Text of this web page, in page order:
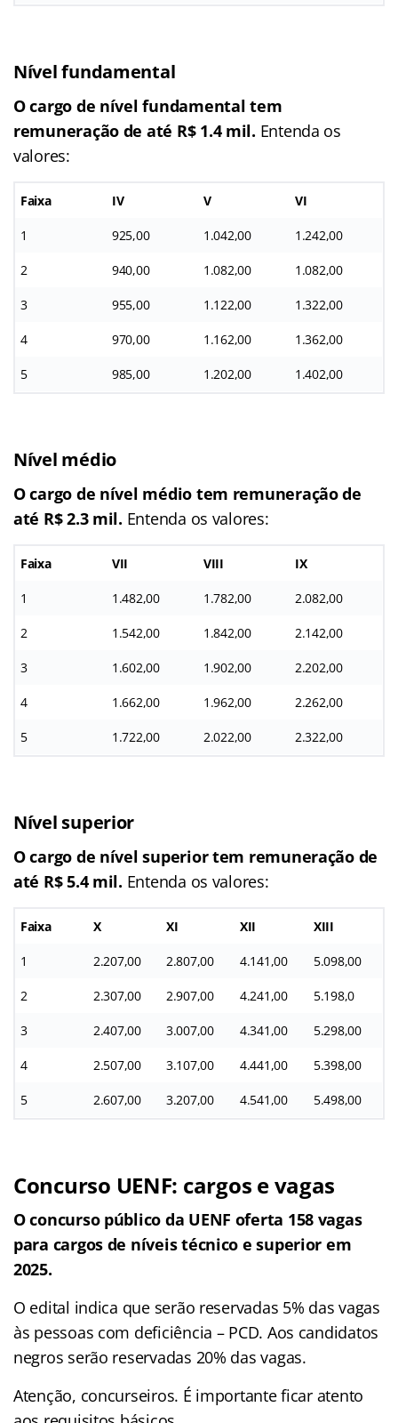
Nível fundamental
O cargo de nível fundamental tem
remuneração de até R$ 1.4 mil. Entenda os
valores:
Faixa IV V VI
1 925,00 1.042,00 1.242,00
2 940,00 1.082,00 1.082,00
3 955,00 1.122,00 1.322,00
4 970,00 1.162,00 1.362,00
5 985,00 1.202,00 1.402,00
Nível médio
O cargo de nível médio tem remuneração de
até R$ 2.3 mil. Entenda os valores:
Faixa VII VIII IX
1 1.482,00 1.782,00 2.082,00
2 1.542,00 1.842,00 2.142,00
3 1.602,00 1.902,00 2.202,00
4 1.662,00 1.962,00 2.262,00
5 1.722,00 2.022,00 2.322,00
Nível superior
O cargo de nível superior tem remuneração de
até R$ 5.4 mil. Entenda os valores:
Faixa X XI XII XIII
1 2.207,00 2.807,00 4.141,00 5.098,00
2 2.307,00 2.907,00 4.241,00 5.198,0
3 2.407,00 3.007,00 4.341,00 5.298,00
4 2.507,00 3.107,00 4.441,00 5.398,00
5 2.607,00 3.207,00 4.541,00 5.498,00
Concurso UENF: cargos e vagas
O concurso público da UENF oferta 158 vagas
para cargos de níveis técnico e superior em
2025.
O edital indica que serão reservadas 5% das vagas
às pessoas com deficiência – PCD. Aos candidatos
negros serão reservadas 20% das vagas.
Atenção, concurseiros. É importante ficar atento